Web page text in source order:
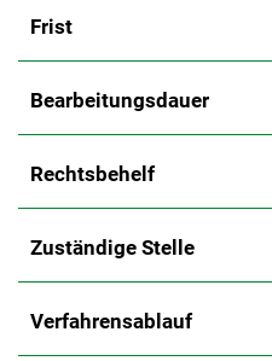
Frist
Bearbeitungsdauer
Rechtsbehelf
Zuständige Stelle
Verfahrensablauf